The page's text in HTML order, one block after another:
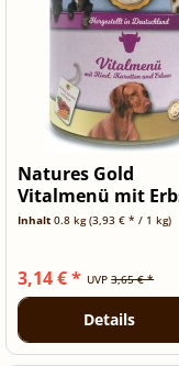
Natures Gold
Vitalmenü mit
Möhrchen -...
Inhalt0.8 kg(3,93 € * / 1 kg)
UVP3,65 € *
3,14 € *
Details